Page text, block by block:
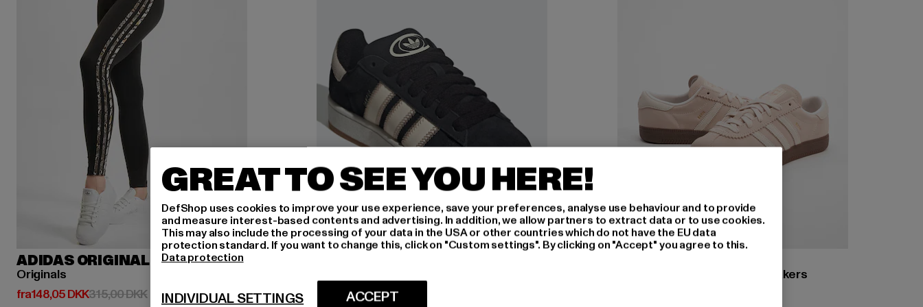
ADIDAS ORIGINALS
Originals
fra148,05 DKK
Nuværende pris: Fra 148,05 DKK
315,00 DKKKampagnepris: 315,00 DKK ADIDAS ORIGINALS
Campus 00s W
adidas Originals Bern W Sneakers
GREAT TO SEE YOU HERE!
DefShop uses cookies to improve your use experience, save your preferences, analyse use behaviour and to provide
and measure interest-based contents and advertising. In addition, we allow partners to extract data or to use cookies.
This may also include the processing of your data in the USA or other countries which do not have the EU data
protection standard. If you want to change this, click on "Custom settings". By clicking on "Accept" you agree to this.
Data protection
ACCEPT
INDIVIDUAL SETTINGS